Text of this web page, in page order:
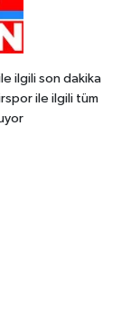
ilgili son dakika
ile ilgili tüm